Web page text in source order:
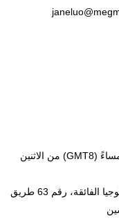
الهاتف: (86) 18126087802 8:30 صباحًا - 6 مساءً (GMT8) من الاثنين
العنوان: الطابق 34، برج الاتحاد لمنطقة التكنولوجيا الفائقة، رقم 63 طريق